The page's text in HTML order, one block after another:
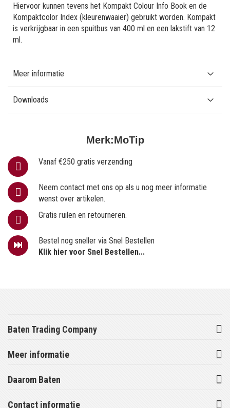
Merk:MoTip
Vanaf €250 gratis verzending
Neem contact met ons op als u nog meer informatie
wenst over artikelen.
Gratis ruilen en retourneren.
Bestel nog sneller via Snel Bestellen
Klik hier voor Snel Bestellen...
Hiervoor kunnen tevens het Kompakt Colour Info Book en de
Kompaktcolor Index (kleurenwaaier) gebruikt worden. Kompakt
is verkrijgbaar in een spuitbus van 400 ml en een lakstift van 12
ml.
Meer informatie
Downloads
Baten Trading Company
Meer informatie
Daarom Baten
Contact informatie